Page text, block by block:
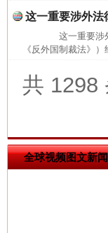
这一重要涉外法
这一重要涉外
《反外国制裁法》
共 1298
全球视频图文新闻